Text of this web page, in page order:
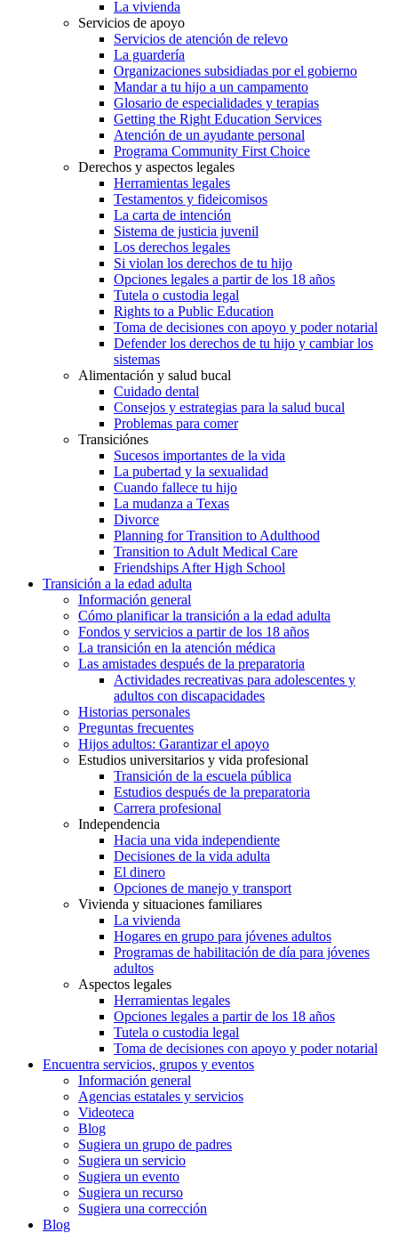
La vivienda
Servicios de apoyo
Servicios de atención de relevo
La guardería
Organizaciones subsidiadas por el gobierno
Mandar a tu hijo a un campamento
Glosario de especialidades y terapias
Getting the Right Education Services
Atención de un ayudante personal
Programa Community First Choice
Derechos y aspectos legales
Herramientas legales
Testamentos y fideicomisos
La carta de intención
Sistema de justicia juvenil
Los derechos legales
Si violan los derechos de tu hijo
Opciones legales a partir de los 18 años
Tutela o custodia legal
Rights to a Public Education
Toma de decisiones con apoyo y poder notarial
Defender los derechos de tu hijo y cambiar los
sistemas
Alimentación y salud bucal
Cuidado dental
Consejos y estrategias para la salud bucal
Problemas para comer
Transiciónes
Sucesos importantes de la vida
La pubertad y la sexualidad
Cuando fallece tu hijo
La mudanza a Texas
Divorce
Planning for Transition to Adulthood
Transition to Adult Medical Care
Friendships After High School
Transición a la edad adulta
Información general
Cómo planificar la transición a la edad adulta
Fondos y servicios a partir de los 18 años
La transición en la atención médica
Las amistades después de la preparatoria
Actividades recreativas para adolescentes y
adultos con discapacidades
Historias personales
Preguntas frecuentes
Hijos adultos: Garantizar el apoyo
Estudios universitarios y vida profesional
Transición de la escuela pública
Estudios después de la preparatoria
Carrera profesional
Independencia
Hacia una vida independiente
Decisiones de la vida adulta
El dinero
Opciones de manejo y transport
Vivienda y situaciones familiares
La vivienda
Hogares en grupo para jóvenes adultos
Programas de habilitación de día para jóvenes
adultos
Aspectos legales
Herramientas legales
Opciones legales a partir de los 18 años
Tutela o custodia legal
Toma de decisiones con apoyo y poder notarial
Encuentra servicios, grupos y eventos
Información general
Agencias estatales y servicios
Videoteca
Blog
Sugiera un grupo de padres
Sugiera un servicio
Sugiera un evento
Sugiera un recurso
Sugiera una corrección
Blog